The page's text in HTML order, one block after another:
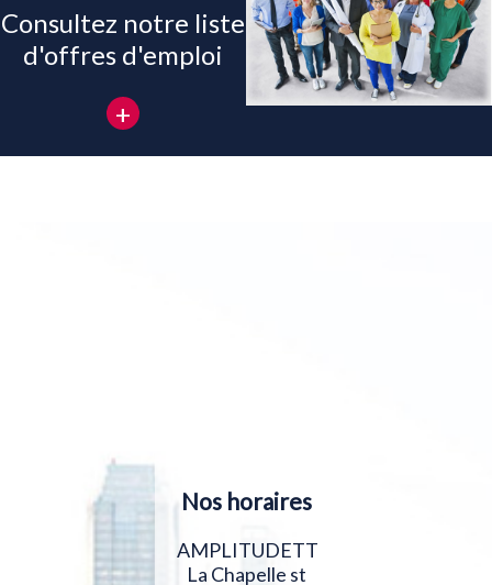
Consultez notre liste
d'offres d'emploi
+
Nos horaires
AMPLITUDETT
La Chapelle st